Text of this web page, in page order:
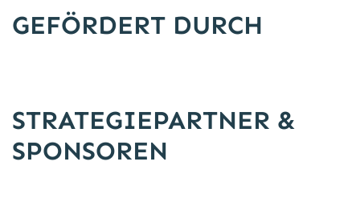
GEFÖRDERT DURCH
STRATEGIEPARTNER &
SPONSOREN